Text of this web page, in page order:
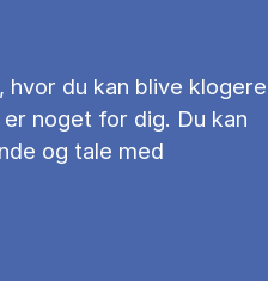
hvor du kan blive klogere
noget for dig. Du kan
og tale med